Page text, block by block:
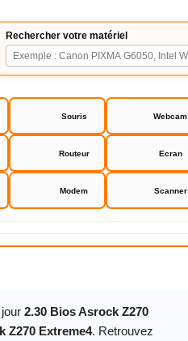
Rechercher votre matériel
Souris Webcam
Routeur Ecran
Modem Scanner
2.30 Bios Asrock Z270
Z270 Extreme4. Retrouvez